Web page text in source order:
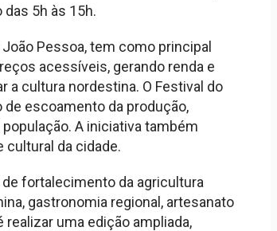
5h às 15h.
Pessoa, tem como principal
acessíveis, gerando renda e
a cultura nordestina. O Festival do
escoamento da produção,
A iniciativa também
da cidade.
fortalecimento da agricultura
gastronomia regional, artesanato
uma edição ampliada,